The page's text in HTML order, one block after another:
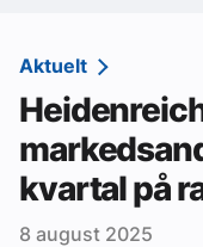
Sanitær
Ventilasjon
Varme og energi
Byggautomasjon
Aktuelt
kvartal på
8 august 2025